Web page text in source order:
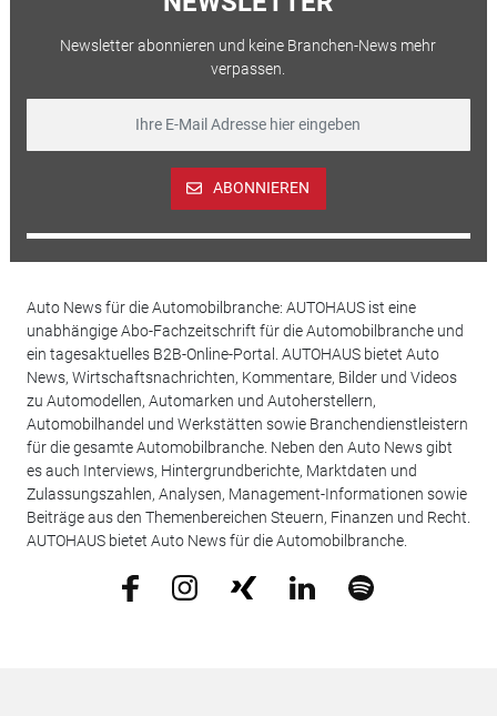
Newsletter abonnieren und keine Branchen-News mehr
verpassen.
ABONNIEREN
Auto News für die Automobilbranche: AUTOHAUS ist eine
unabhängige Abo-Fachzeitschrift für die Automobilbranche und
ein tagesaktuelles B2B-Online-Portal. AUTOHAUS bietet Auto
News, Wirtschaftsnachrichten, Kommentare, Bilder und Videos
zu Automodellen, Automarken und Autoherstellern,
Automobilhandel und Werkstätten sowie Branchendienstleistern
für die gesamte Automobilbranche. Neben den Auto News gibt
es auch Interviews, Hintergrundberichte, Marktdaten und
Zulassungszahlen, Analysen, Management-Informationen sowie
Beiträge aus den Themenbereichen Steuern, Finanzen und Recht.
AUTOHAUS bietet Auto News für die Automobilbranche.